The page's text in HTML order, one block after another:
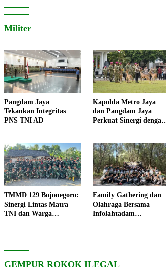
Militer
Pangdam Jaya
Tekankan Integritas
PNS TNI AD
Kapolda Metro Jaya
dan Pangdam Jaya
Perkuat Sinergi dengan
TMMD 129 Bojonegoro:
Sinergi Lintas Matra
TNI dan Warga
Family Gathering dan
Olahraga Bersama
Infolahtadam
GEMPUR ROKOK ILEGAL